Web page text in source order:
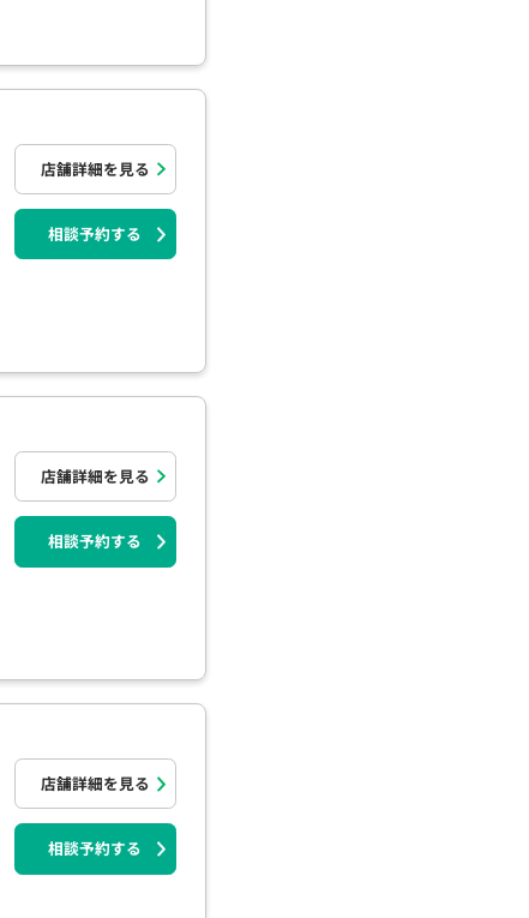
店舗詳細を見る
相談予約する
店舗詳細を見る
相談予約する
店舗詳細を見る
相談予約する